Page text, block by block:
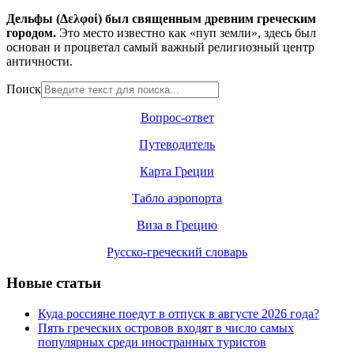
Дельфы (Δελφοί) был священным древним греческим
городом. Это место известно как «пуп земли», здесь был
основан и процветал самый важный религиозный центр
античности.
Поиск
Вопрос-ответ
Путеводитель
Карта Греции
Табло аэропорта
Виза в Грецию
Русско-греческий словарь
Новые статьи
Куда россияне поедут в отпуск в августе 2026 года?
Пять греческих островов входят в число самых
популярных среди иностранных туристов